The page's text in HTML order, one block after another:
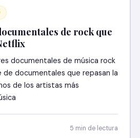
de rock que
documentales de música rock
de documentales que repasan la
de los artistas más
5 min de lectura